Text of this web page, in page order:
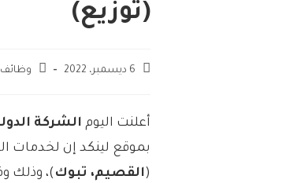
(توزيع)
6 ديسمبر، 2022
أعلنت اليوم الشركة
بموقع لينكد إن لخدمات
(القصيم، تبوك )، وذلك